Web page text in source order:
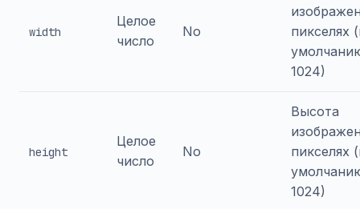
width
Целое
число
No
пикселях
1024)
height
Целое
число
No
Высота
пикселях
1024)